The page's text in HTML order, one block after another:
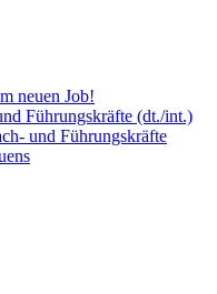
neuen Job!
Führungskräfte (dt./int.)
und Führungskräfte